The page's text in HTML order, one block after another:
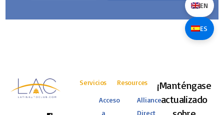
Servicios
Acceso
a
Resources
Alliance
Direct
¡Manténgase
actualizado
EN
ES